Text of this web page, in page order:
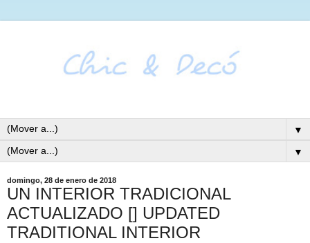
▼
▼
domingo, 28 de enero de 2018
UN INTERIOR TRADICIONAL
ACTUALIZADO [] UPDATED
TRADITIONAL INTERIOR